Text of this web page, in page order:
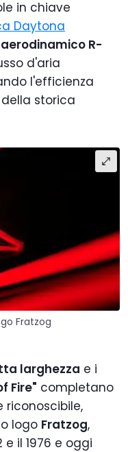
in chiave
Daytona
aerodinamico R-
d'aria
l'efficienza
storica
Fratzog
larghezza e i
Fire" completano
logo Fratzog,
il 1976 e oggi